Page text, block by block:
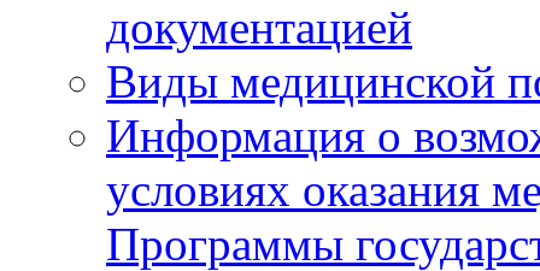
документацией
Виды медицинской
Информация о
условиях оказания
Программы